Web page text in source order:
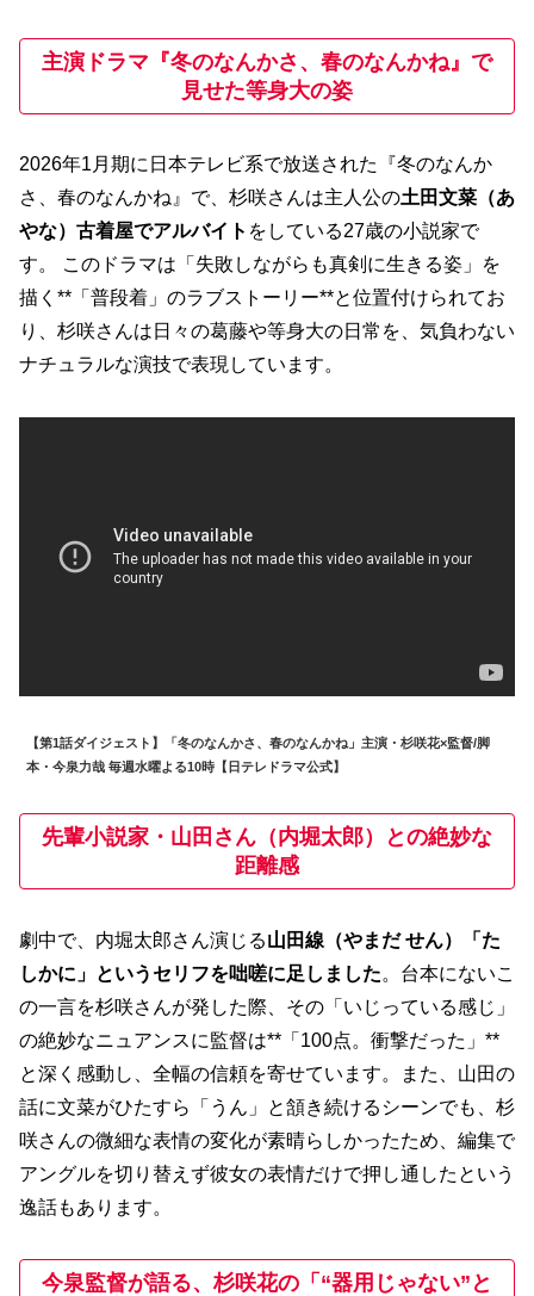
主演ドラマ『冬のなんかさ、春のなんかね』で
見せた等身大の姿
2026年1月期に日本テレビ系で放送された『冬のなんか
さ、春のなんかね』で、杉咲さんは主人公の土田文菜（あ
やな） 古着屋でアルバイト をしている27歳の小説家で
す。 このドラマは「失敗しながらも真剣に生きる姿」を
描く**「普段着」のラブストーリー**と位置付けられてお
り、杉咲さんは日々の葛藤や等身大の日常を、気負わない
ナチュラルな演技で表現しています。
【第1話ダイジェスト】「冬のなんかさ、春のなんかね」主演・杉咲花×監督/脚
本・今泉力哉 毎週水曜よる10時【日テレドラマ公式】
先輩小説家・山田さん（内堀太郎）との絶妙な
距離感
劇中で、内堀太郎さん演じる山田線（やまだ せん）
「た
しかに」というセリフを咄嗟に足しました。台本にないこ
の一言を杉咲さんが発した際、その「いじっている感じ」
の絶妙なニュアンスに監督は**「100点。衝撃だった」**
と深く感動し、全幅の信頼を寄せています。また、山田の
話に文菜がひたすら「うん」と頷き続けるシーンでも、杉
咲さんの微細な表情の変化が素晴らしかったため、編集で
アングルを切り替えず彼女の表情だけで押し通したという
逸話もあります。
今泉監督が語る、杉咲花の「“器用じゃない”と